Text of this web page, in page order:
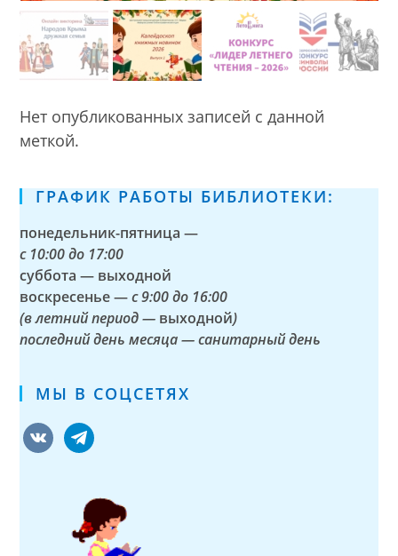
Нет опубликованных записей с данной
меткой.
ГРАФИК РАБОТЫ БИБЛИОТЕКИ:
понедельник-пятница —
с 10:00 до 17:00
суббота — выходной
воскресенье —с 9:00 до 16:00
(в летний период — выходной)
последний день месяца — санитарный день
МЫ В СОЦСЕТЯХ
vkontaktetelegram